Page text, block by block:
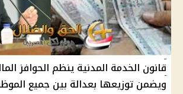
قانون الخدمة المدنية ينظم الحوافز
ويضمن توزيعها بعدالة بين جميع